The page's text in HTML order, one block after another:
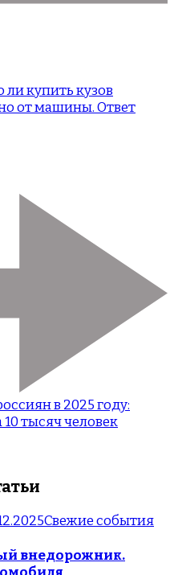
купить кузов
от машины. Ответ
в 2025 году:
тысяч человек
Свежие события
внедорожник.